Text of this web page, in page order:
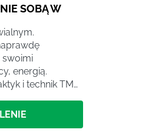
SOBĄ W
swoimi
energią.
i technik TM…